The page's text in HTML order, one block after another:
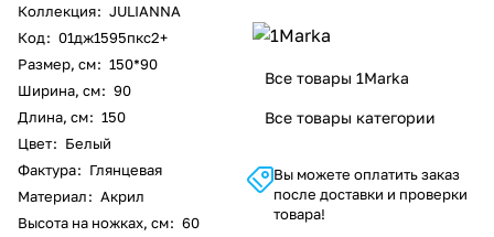
Коллекция: JULIANNA
Код: 01дж1595пкс2+
Размер, см: 150*90
Ширина, см: 90
Длина, см: 150
Цвет: Белый
Фактура: Глянцевая
Материал: Акрил
Высота на ножках, см: 60
Все товары 1Marka
Все товары категории
Вы можете оплатить заказ
после доставки и проверки
товара!